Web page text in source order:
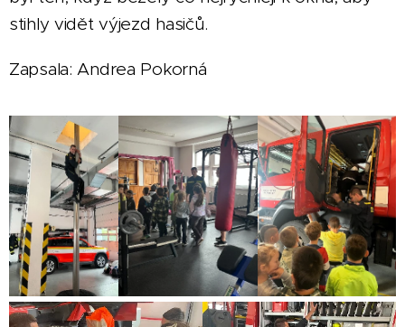
stihly vidět výjezd hasičů.
Zapsala: Andrea Pokorná